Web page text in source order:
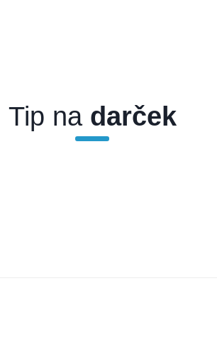
Tip nadarček